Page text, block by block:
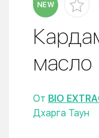
NEW
масло
От BIO
Дхарга Таун